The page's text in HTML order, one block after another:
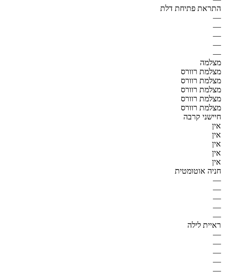
התראת פתיחת דלת
—
—
—
—
—
מצלמה
מצלמת רוורס
מצלמת רוורס
מצלמת רוורס
מצלמת רוורס
מצלמת רוורס
חיישני קרבה
אין
אין
אין
אין
אין
חניה אוטומטית
—
—
—
—
—
ראיית לילה
—
—
—
—
—